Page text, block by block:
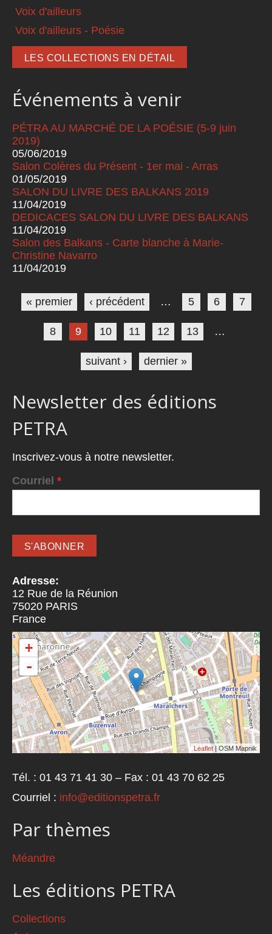
Voix d'ailleurs
Voix d'ailleurs - Poésie
LES COLLECTIONS EN DÉTAIL
Événements à venir
PÉTRA AU MARCHÉ DE LA POÉSIE (5-9 juin
2019)
05/06/2019
Salon Colères du Présent - 1er mai - Arras
01/05/2019
SALON DU LIVRE DES BALKANS 2019
11/04/2019
DEDICACES SALON DU LIVRE DES BALKANS
11/04/2019
Salon des Balkans - Carte blanche à Marie-
Christine Navarro
11/04/2019
Pages
« premier ‹ précédent … 5 6 7
8 9 10 11 12 13 …
suivant › dernier »
Newsletter des éditions
PETRA
Inscrivez-vous à notre newsletter.
Courriel *
Adresse:
12 Rue de la Réunion
75020 PARIS
France
+
-
Leaflet | OSM Mapnik
Tél. : 01 43 71 41 30 – Fax : 01 43 70 62 25
Courriel : info@editionspetra.fr
Par thèmes
Méandre
Les éditions PETRA
Collections